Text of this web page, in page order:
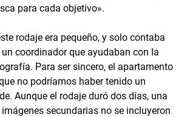
para cada objetivo».
rodaje era pequeño, y solo contaba
coordinador que ayudaban con la
Para ser sincero, el apartamento
no podríamos haber tenido un
Aunque el rodaje duró dos días, una
secundarias no se incluyeron